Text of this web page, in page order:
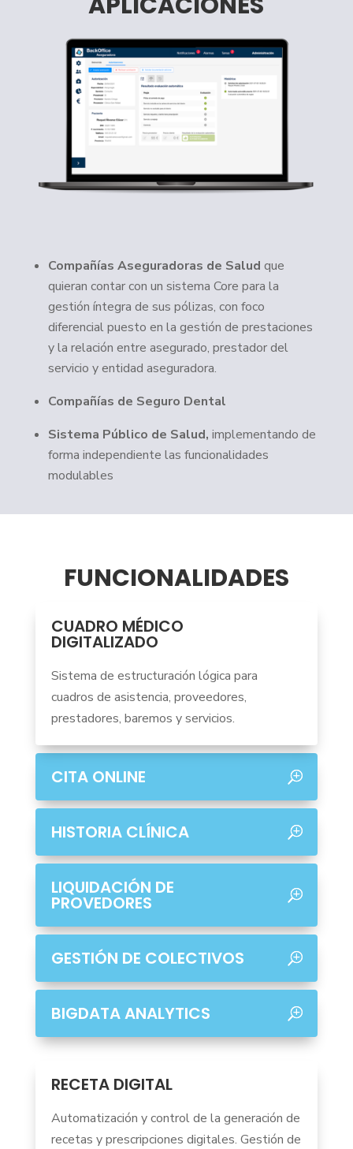
Compañías Aseguradoras de Salud que
quieran contar con un sistema Core para la
gestión íntegra de sus pólizas, con foco
diferencial puesto en la gestión de prestaciones
y la relación entre asegurado, prestador del
servicio y entidad aseguradora.
Compañías de Seguro Dental
Sistema Público de Salud, implementando de
forma independiente las funcionalidades
modulables
FUNCIONALIDADES
CUADRO MÉDICO
DIGITALIZADO
Sistema de estructuración lógica para
cuadros de asistencia, proveedores,
prestadores, baremos y servicios.
CITA ONLINE
HISTORIA CLÍNICA
LIQUIDACIÓN DE
PROVEDORES
GESTIÓN DE COLECTIVOS
BIGDATA ANALYTICS
RECETA DIGITAL
Automatización y control de la generación de
recetas y prescripciones digitales. Gestión de